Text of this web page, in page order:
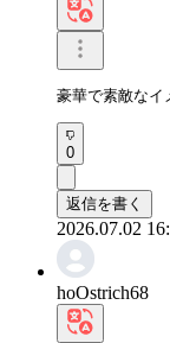
豪華で素敵なイ
0
返信を書く
2026.07.02
hoOstrich68